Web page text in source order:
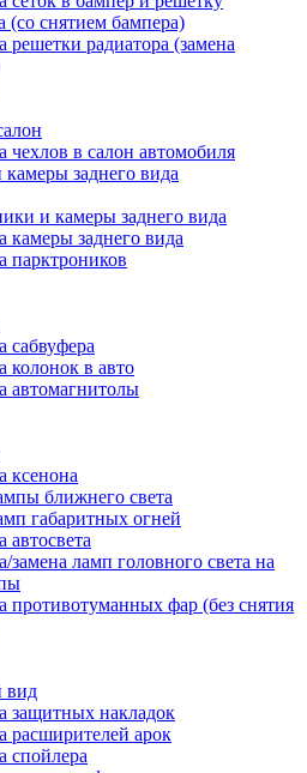
(со снятием бампера)
решетки радиатора (замена
чехлов в салон автомобиля
заднего вида
и камеры заднего вида
камеры заднего вида
парктроников
сабвуфера
колонок в авто
автомагнитолы
ксенона
ближнего света
габаритных огней
автосвета
замена ламп головного света на
противотуманных фар (без снятия
вид
защитных накладок
расширителей арок
спойлера